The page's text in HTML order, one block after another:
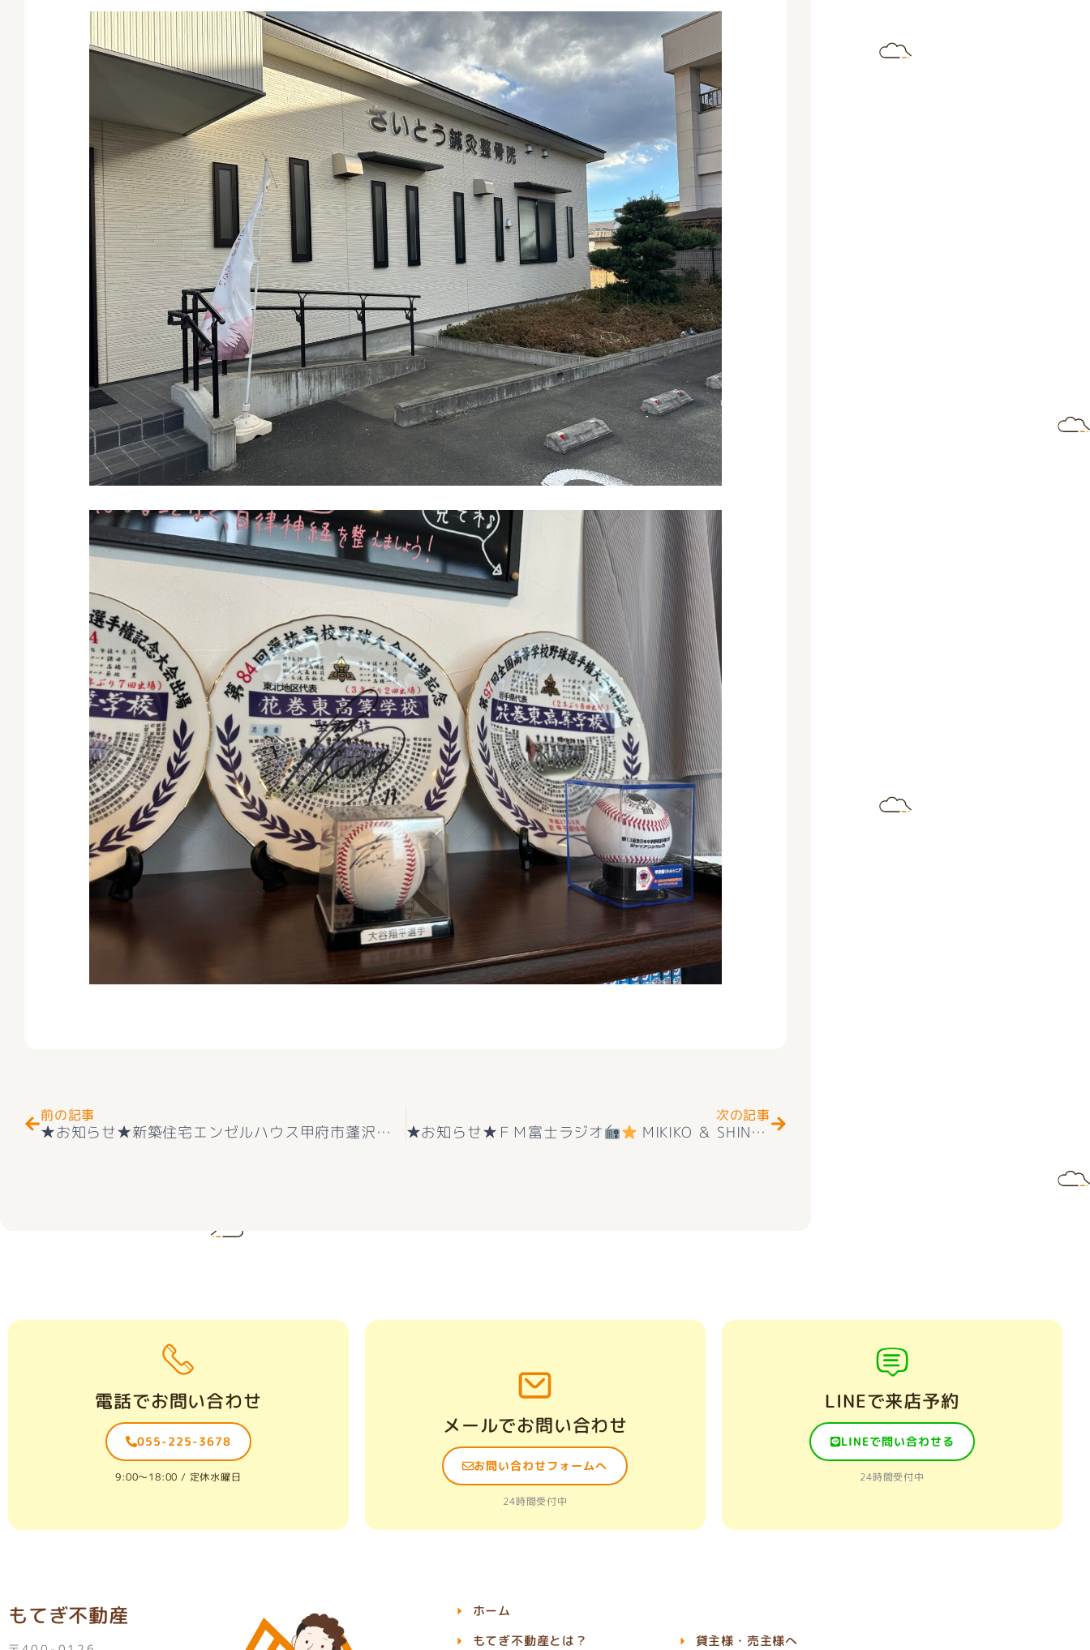
前の記事
★お知らせ★新築住宅エンゼルハウス甲府市蓬沢町① インナーバルコニー付き＋オール電化(^^♪ 好評販売中(^^♪
次の記事
★お知らせ★ＦＭ富士ラジオ MIKIKO ＆ SHINTARO Happiness Sunday
電話でお問い合わせ
055-225-3678
9:00〜18:00 / 定休水曜日
メールでお問い合わせ
お問い合わせフォームへ
24時間受付中
LINEで来店予約
LINEで問い合わせる
24時間受付中
もてぎ不動産
ホーム
もてぎ不動産とは？
貸主様・売主様へ